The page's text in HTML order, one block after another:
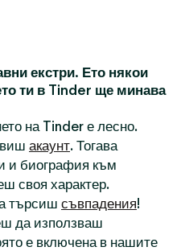
екстри. Ето някои
ти в Tinder ще минава
на Tinder е лесно.
акаунт. Тогава
и биография към
своя характер.
търсиш съвпадения!
да използваш
е включена в нашите